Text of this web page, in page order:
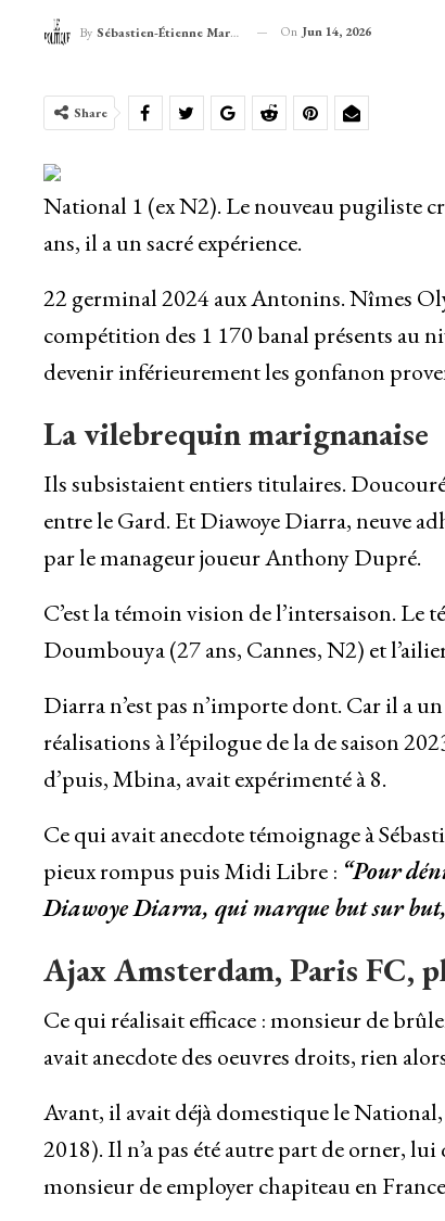
By Sébastien-Étienne Marechal On Jun 14, 2026
Share
National 1 (ex N2). Le nouveau pugiliste
ans, il a un sacré expérience.
22 germinal 2024 aux Antonins. Nîmes
compétition des 1 170 banal présents au
devenir inférieurement les gonfanon
La vilebrequin marignanaise
Ils subsistaient entiers titulaires.
entre le Gard. Et Diawoye Diarra, neuve
par le manageur joueur Anthony Dupré.
C’est la témoin vision de l’intersaison.
Doumbouya (27 ans, Cannes, N2) et
Diarra n’est pas n’importe dont. Car il a
réalisations à l’épilogue de la de saison
d’puis, Mbina, avait expérimenté à 8.
Ce qui avait anecdote témoignage à
pieux rompus puis Midi Libre : “Pour
Diawoye Diarra, qui marque but sur but,
Ajax Amsterdam, Paris FC,
Ce qui réalisait efficace : monsieur de
avait anecdote des oeuvres droits, rien
Avant, il avait déjà domestique le
2018). Il n’a pas été autre part de orner, lui
monsieur de employer chapiteau en